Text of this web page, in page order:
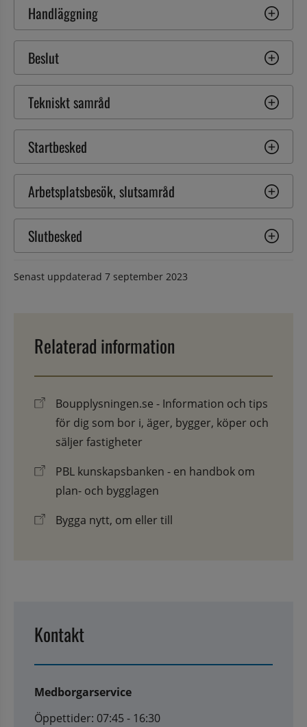
Handläggning
Beslut
Tekniskt samråd
Startbesked
Arbetsplatsbesök, slutsamråd
Slutbesked
Senast uppdaterad 7 september 2023
Relaterad information
Boupplysningen.se - Information och tips
för dig som bor i, äger, bygger, köper och
säljer fastigheter
PBL kunskapsbanken - en handbok om
plan- och bygglagen
Bygga nytt, om eller till
Kontakt
Medborgarservice
Öppettider: 07:45 - 16:30